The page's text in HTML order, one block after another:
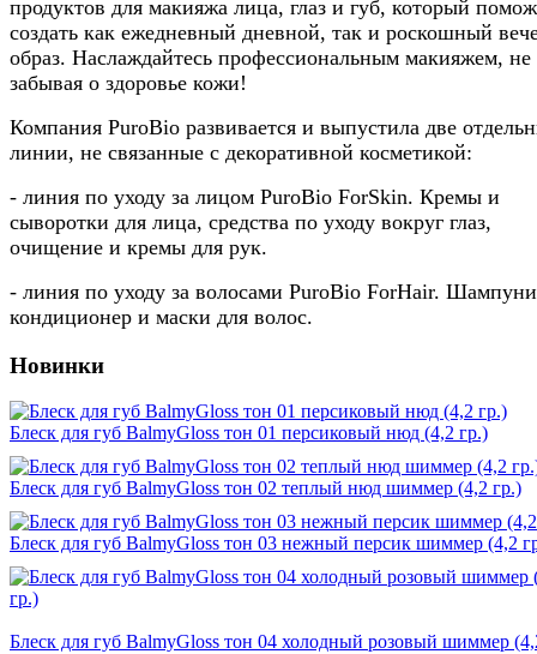
продуктов для макияжа лица, глаз и губ, который
создать как ежедневный дневной, так и роскошный
образ. Наслаждайтесь профессиональным макияжем, не
забывая о здоровье кожи!
Компания PuroBio развивается и выпустила две
линии, не связанные с декоративной косметикой:
- линия по уходу за лицом PuroBio ForSkin. Кремы и
сыворотки для лица, средства по уходу вокруг глаз,
очищение и кремы для рук.
- линия по уходу за волосами PuroBio ForHair.
кондиционер и маски для волос.
Новинки
Блеск для губ BalmyGloss тон 01 персиковый нюд (4,2 гр.)
Блеск для губ BalmyGloss тон 02 теплый нюд шиммер (4,2 гр.)
Блеск для губ BalmyGloss тон 03 нежный персик шиммер (4,2
Блеск для губ BalmyGloss тон 04 холодный розовый шиммер